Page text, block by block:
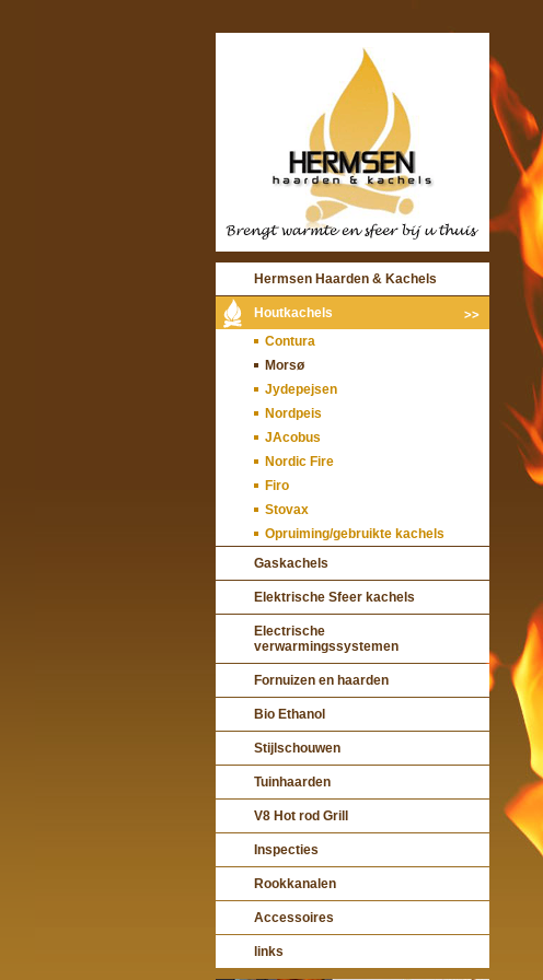
Hermsen Haarden & Kachels
Houtkachels
Contura
Morsø
Jydepejsen
Nordpeis
JAcobus
Nordic Fire
Firo
Stovax
Opruiming/gebruikte kachels
Gaskachels
Elektrische Sfeer kachels
Electrische
verwarmingssystemen
Fornuizen en haarden
Bio Ethanol
Stijlschouwen
Tuinhaarden
V8 Hot rod Grill
Inspecties
Rookkanalen
Accessoires
links